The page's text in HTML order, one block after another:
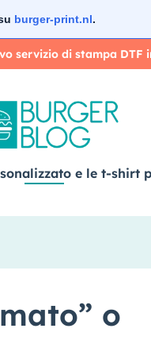
burger-print.nl.
servizio di stampa DTF
e le t-shirt
o